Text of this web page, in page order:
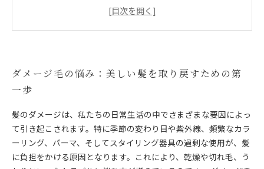
使ってみたい必須ケアアイテム：美しい髪への近道
ダメージ毛の悩み：美しい髪を取り戻すための第
一歩
髪のダメージは、私たちの日常生活の中でさまざまな要因によっ
て引き起こされます。特に季節の変わり目や紫外線、頻繁なカラ
ーリング、パーマ、そしてスタイリング器具の過剰な使用が、髪
に負担をかける原因となります。これにより、乾燥や切れ毛、う